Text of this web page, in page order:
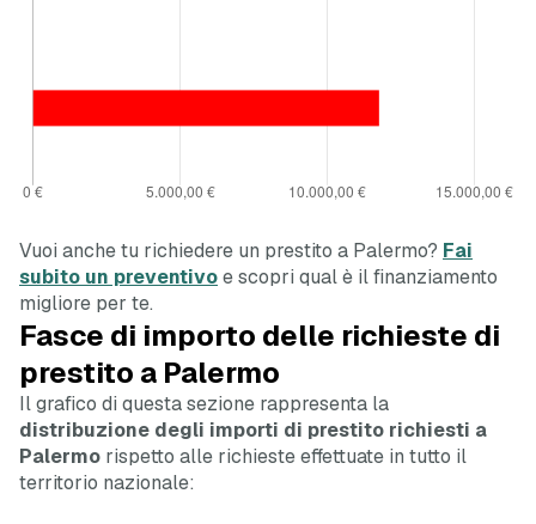
Vuoi anche tu richiedere un prestito a Palermo? Fai
subito un preventivoe scopri qual è il finanziamento
migliore per te.
Fasce di importo delle richieste di
prestito a Palermo
Il grafico di questa sezione rappresenta la
distribuzione degli importi di prestito richiesti a
Palermo rispetto alle richieste effettuate in tutto il
territorio nazionale: